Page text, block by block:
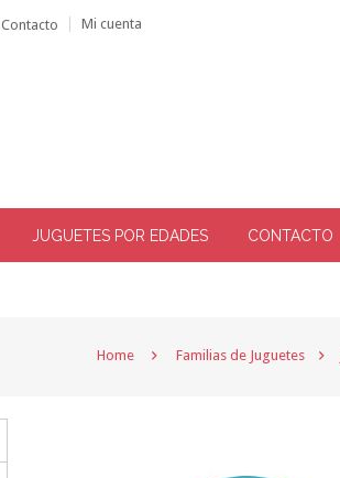
Contacto Mi cuenta
JUGUETES POR EDADES CONTACTO
Home Familias de Juguetes